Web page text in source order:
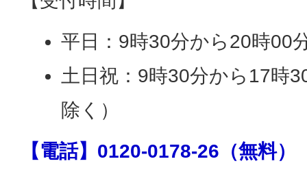
平日：9時30分から20時00
土日祝：9時30分から17時
除く）
【電話】0120-0178-26（無料）